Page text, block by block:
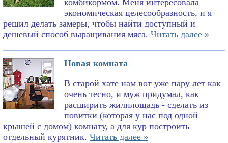
комбикормом. Меня интересовала
экономическая целесообразность, и я
решил делать замеры, чтобы найти доступный и
дешевый способ выращивания мяса. Читать далее »
Новая комната
В старой хате нам вот уже пару лет как
очень тесно, и муж придумал, как
расширить жилплощадь - сделать из
повитки (которая у нас под одной
крышей с домом) комнату, а для кур построить
отдельный курятник. Читать далее »